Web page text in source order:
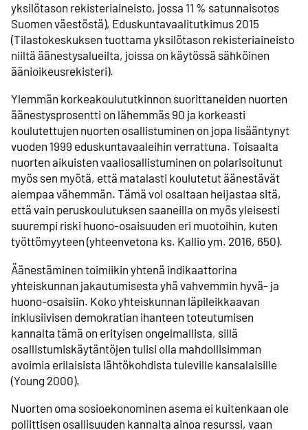
yksilötason rekisteriaineisto, jossa 11 % satunnaisotos
Suomen väestöstä), Eduskunta­vaali­tutkimus 2015
(Tilastokeskuksen tuottama yksilötason rekisteriaineisto
niiltä äänestysalueilta, joissa on käytössä sähköinen
äänioikeusrekisteri).
Ylemmän korkeakoulututkinnon suorittaneiden nuorten
äänestysprosentti on lähemmäs 90 ja korkeasti
koulutettujen nuorten osallistuminen on jopa lisääntynyt
vuoden 1999 eduskuntavaaleihin verrattuna. Toisaalta
nuorten aikuisten vaaliosallistuminen on polarisoitunut
myös sen myötä, että matalasti koulutetut äänestävät
aiempaa vähemmän. Tämä voi osaltaan heijastaa sitä,
että vain peruskoulutuksen saaneilla on myös yleisesti
suurempi riski huono-osaisuuden eri muotoihin, kuten
työttömyyteen (yhteenvetona ks. Kallio ym. 2016, 650).
Äänestäminen toimiikin yhtenä indikaattorina
yhteiskunnan jakautumisesta yhä vahvemmin hyvä- ja
huono-osaisiin. Koko yhteiskunnan läpileikkaavan
inklusiivisen demokratian ihanteen toteutumisen
kannalta tämä on erityisen ongelmallista, sillä
osallistumiskäytäntöjen tulisi olla mahdollisimman
avoimia erilaisista lähtökohdista tuleville kansalaisille
(Young 2000).
Nuorten oma sosioekonominen asema ei kuitenkaan ole
poliittisen osallisuuden kannalta ainoa resurssi, vaan